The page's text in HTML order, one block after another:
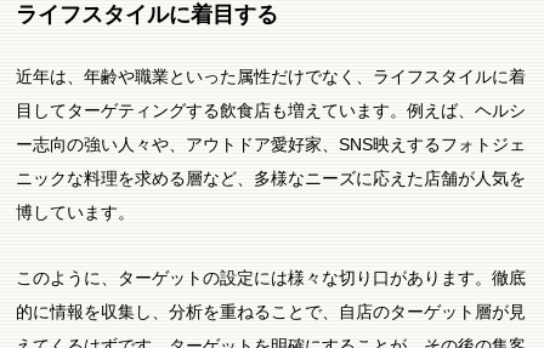
ライフスタイルに着目する
近年は、年齢や職業といった属性だけでなく、ライフスタイルに着
目してターゲティングする飲食店も増えています。例えば、ヘルシ
ー志向の強い人々や、アウトドア愛好家、SNS映えするフォトジェ
ニックな料理を求める層など、多様なニーズに応えた店舗が人気を
博しています。
このように、ターゲットの設定には様々な切り口があります。徹底
的に情報を収集し、分析を重ねることで、自店のターゲット層が見